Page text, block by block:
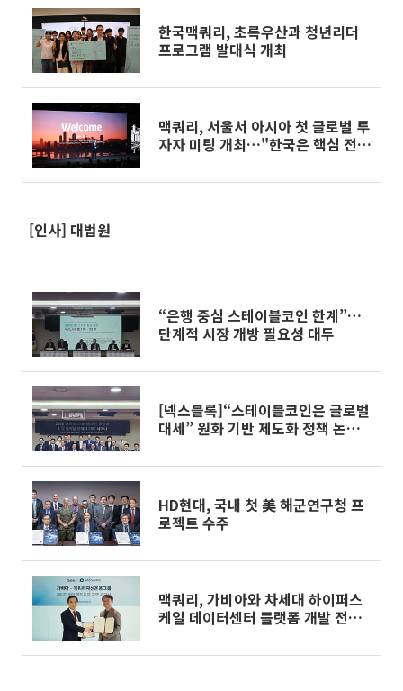
한국맥쿼리, 초록우산과 청년리더
프로그램 발대식 개최
맥쿼리, 서울서 아시아 첫 글로벌 투
자자 미팅 개최…"한국은 핵심 전략
[인사] 대법원
“은행 중심 스테이블코인 한계”…
단계적 시장 개방 필요성 대두
[넥스블록]“스테이블코인은 글로벌
대세” 원화 기반 제도화 정책 논의
HD현대, 국내 첫 美 해군연구청 프
로젝트 수주
맥쿼리, 가비아와 차세대 하이퍼스
케일 데이터센터 플랫폼 개발 전략